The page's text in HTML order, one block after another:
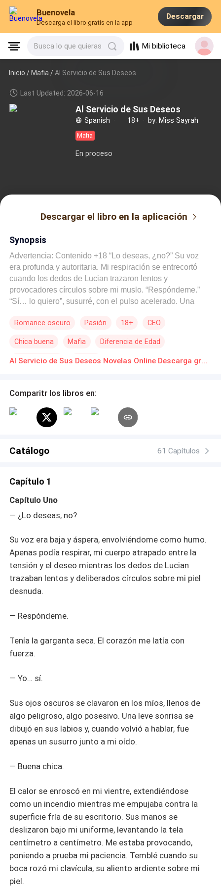
Buenovela
Descarga el libro gratis en la app
Descargar
Busca lo que quieras Mi biblioteca
Inicio /Mafia /Al Servicio de Sus Deseos
Last Updated: 2026-06-16
Al Servicio de Sus Deseos
Spanish · 18+ · by: Miss Sayrah
Mafia
En proceso
Descargar el libro en la aplicación
Synopsis
Advertencia: Contenido +18 “Lo deseas, ¿no?” Su voz
era profunda y autoritaria. Mi respiración se entrecortó
cuando los dedos de Lucian trazaron lentos y
provocadores círculos sobre mi muslo. “Respóndeme.”
“Sí… lo quiero”, susurré, con el pulso acelerado. Una
calor se arremolinó en mi vientre cuando me acorraló
rozaba mi piel, enviando escalofríos por mi espalda.
“Quítatelo.” Dudé solo un segundo antes de obedecer,
que ya le pertenecía. ⸻ Nunca debí enamorarme de
La agencia me envió a la mansión de Lucian Vale, un
empresario y jefe de la mafia que yo desconocía, y me
de su vida perfecta. Entonces vi las grietas. Las
observándolo, preocupándome por él de formas que
con más cuidado. Dejaba pequeños gestos de consuelo
que pasaban desapercibidos… hasta que, un día, me
frío, dominante y demasiado tentador. La definición
misma del pecado hecho hombre. Y lo peor… no creo
querer escapar.
Romance oscuro Pasión 18+ CEO
Chica buena Mafia Diferencia de Edad
Amor Secreto Erótico Al Servicio de Sus Deseos Novelas Online Descarga gratuita de PDF
Comparitr los libros en:
Catálogo 61 Capítulos
Capítulo 1
Capítulo Uno
— ¿Lo deseas, no?
Su voz era baja y áspera, envolviéndome como humo.
Apenas podía respirar, mi cuerpo atrapado entre la
tensión y el deseo mientras los dedos de Lucian
trazaban lentos y deliberados círculos sobre mi piel
desnuda.
— Respóndeme.
Tenía la garganta seca. El corazón me latía con
fuerza.
— Yo… sí.
Sus ojos oscuros se clavaron en los míos, llenos de
algo peligroso, algo posesivo. Una leve sonrisa se
dibujó en sus labios y, cuando volvió a hablar, fue
apenas un susurro junto a mi oído.
— Buena chica.
El calor se enroscó en mi vientre, extendiéndose
como un incendio mientras me empujaba contra la
superficie fría de su escritorio. Sus manos se
deslizaron bajo mi uniforme, levantando la tela
centímetro a centímetro. Me estaba provocando,
poniendo a prueba mi paciencia. Temblé cuando su
boca rozó mi clavícula, su aliento ardiente sobre mi
piel.